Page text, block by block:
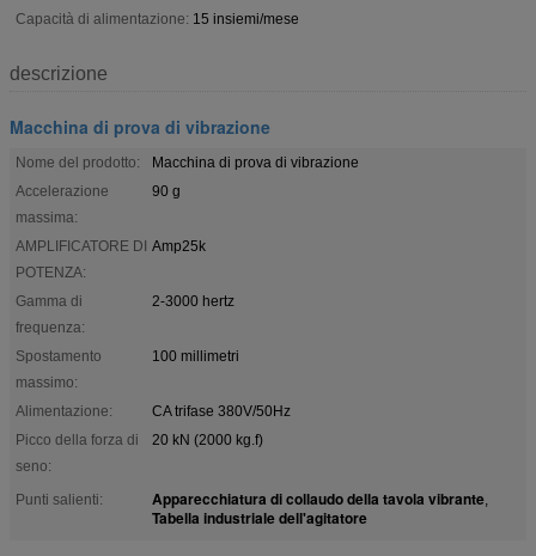
Capacità di alimentazione: 15 insiemi/mese
descrizione
Macchina di prova di vibrazione
Nome del prodotto:
Macchina di prova di vibrazione
Accelerazione
massima:
90 g
AMPLIFICATORE DI
POTENZA:
Amp25k
Gamma di
frequenza:
2-3000 hertz
Spostamento
massimo:
100 millimetri
Alimentazione:
CA trifase 380V/50Hz
Picco della forza di
seno:
20 kN (2000 kg.f)
Punti salienti: Apparecchiatura di collaudo della tavola vibrante,
Tabella industriale dell'agitatore